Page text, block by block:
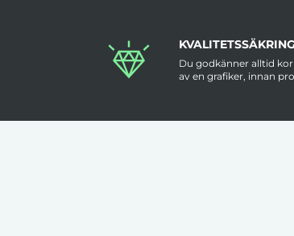
KVALITETSSÄKRING
Du godkänner alltid
av en grafiker, innan